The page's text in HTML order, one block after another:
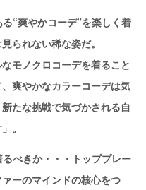
“爽やかコーデ”を楽しく着
られない稀な姿だ。
モノクロコーデを着ること
爽やかなカラーコーデは気
たな挑戦で気づかされる自
。
べきか・・・トッププレー
ーのマインドの核心をつ